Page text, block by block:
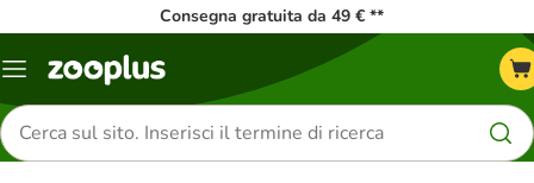
Consegna gratuita da 49 € **
Overview
Cerca
prodotti